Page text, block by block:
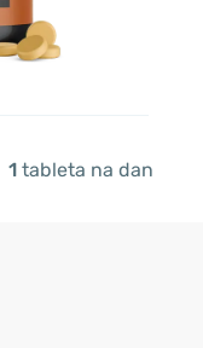
1 tableta na dan